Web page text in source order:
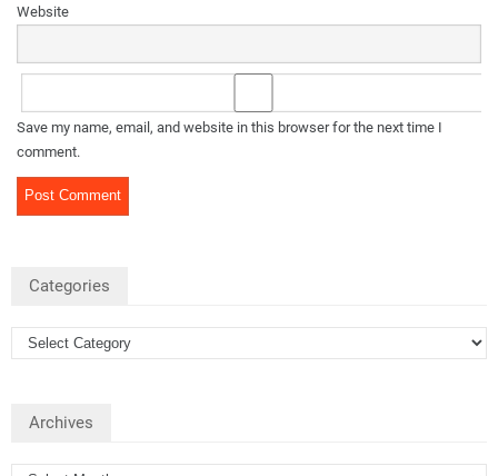
Website
Save my name, email, and website in this browser for the next time I
comment.
Categories
Archives